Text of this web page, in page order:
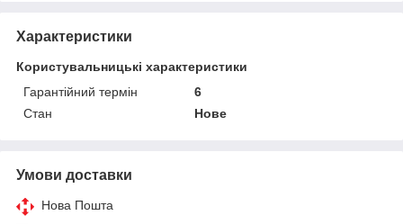
Характеристики
Користувальницькі характеристики
Гарантійний термін
6
Стан
Нове
Умови доставки
Нова Пошта